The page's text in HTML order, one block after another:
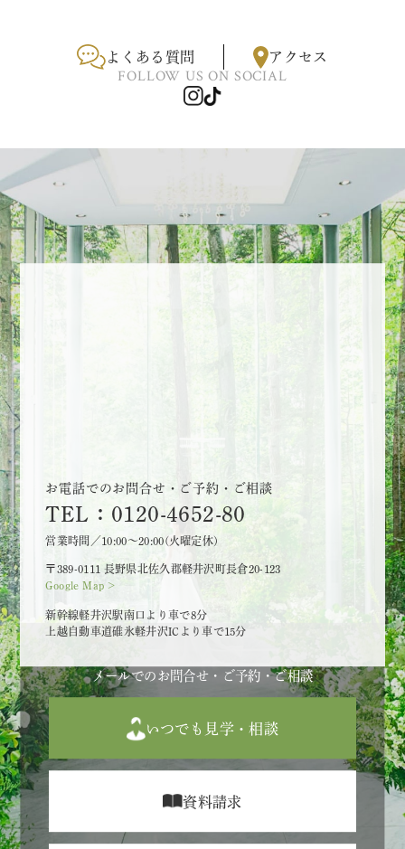
よくある質問 アクセス
FOLLOW US ON SOCIAL
お電話でのお問合せ・ご予約・ご相談
TEL：0120-4652-80
営業時間／10:00～20:00(火曜定休)
〒389-0111 長野県北佐久郡軽井沢町長倉20-123
Google Map >
新幹線軽井沢駅南口より車で8分
上越自動車道碓氷軽井沢ICより車で15分
メールでのお問合せ・ご予約・ご相談
いつでも見学・相談
資料請求